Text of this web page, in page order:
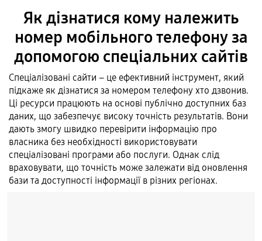
Як дізнатися кому належить
номер мобільного телефону за
допомогою спеціальних сайтів
Спеціалізовані сайти – це ефективний інструмент, який
підкаже як дізнатися за номером телефону хто дзвонив.
Ці ресурси працюють на основі публічно доступних баз
даних, що забезпечує високу точність результатів. Вони
дають змогу швидко перевірити інформацію про
власника без необхідності використовувати
спеціалізовані програми або послуги. Однак слід
враховувати, що точність може залежати від оновлення
бази та доступності інформації в різних регіонах.